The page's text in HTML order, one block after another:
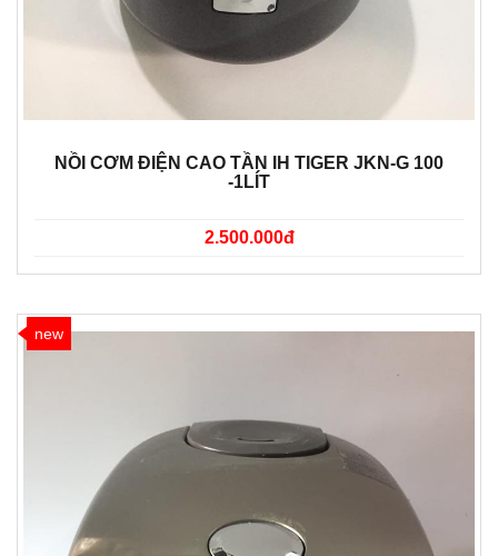
NỒI CƠM ĐIỆN CAO TẦN IH TIGER JKN-G 100
-1LÍT
2.500.000đ
new